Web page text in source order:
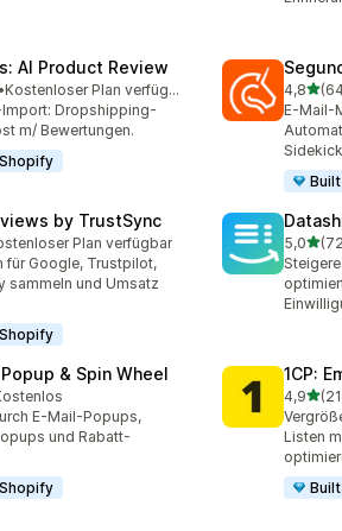
AI Product Review
insgesamt
•
Kostenloser Plan verfügbar
Dropshipping-
m/ Bewertungen.
4,8von
643
E-Mail-
Sidekick
by TrustSync
insgesamtPlan verfügbar
für Google, Trustpilot,
sammeln und Umsatz
5,0von
72
Popup & Spin Wheel
insgesamt
E-Mail-Popups,
und Rabatt-
1CP:
4,9von
217
Listen